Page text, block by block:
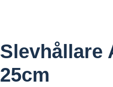
Slevhållare
25cm